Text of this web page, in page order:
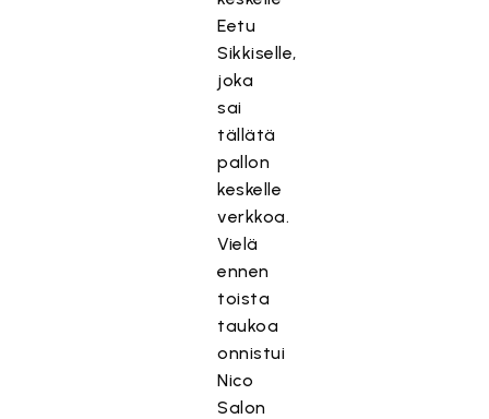
Eetu
Sikkiselle,
joka
sai
tällätä
pallon
keskelle
verkkoa.
Vielä
ennen
toista
taukoa
onnistui
Nico
Salon